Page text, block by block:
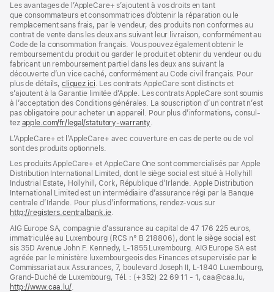
Les avan­tages de l’AppleCare+ s’ajoutent à vos droits en tant
que consommateurs et consommatrices d’obtenir la réparation ou le
rempla­cement sans frais, par le vendeur, des pro­duits non conformes au
contrat de vente dans les deux ans suivant leur livraison, conformément au
Code de la consom­mation français. Vous pouvez égale­ment obtenir le
rembour­sement du produit ou garder le produit et obtenir du vendeur ou du
fabricant un rembour­sement partiel dans les deux ans suivant la
découverte d’un vice caché, conformément au Code civil français. Pour
plus de détails, cliquez ici(s’ouvre
dans
une
nouvelle
fenêtre)
. Les contrats AppleCare sont distincts et
s’ajoutent à la Garantie limitée d’Apple. Les contrats AppleCare sont soumis
à l’acceptation des Conditions générales. La souscription d’un contrat n’est
pas obligatoire pour acheter un appa­reil. Pour plus d’infor­mations, consul­
tez apple.com/fr/legal/statutory-warranty(s’ouvre
une
fenêtre)
.
L’AppleCare+ et l’AppleCare+ avec couver­ture en cas de perte ou de vol
sont des pro­duits optionnels.
Les produits AppleCare+ et AppleCare One sont commercialisés par Apple
Distribution International Limited, dont le siège social est situé à Hollyhill
Industrial Estate, Hollyhill, Cork, République d’Irlande. Apple Distribution
International Limited est un intermédiaire d’assurance régi par la Banque
centrale d’Irlande. Pour plus d’informations, rendez-vous sur
http://registers.centralbank.ie(s’ouvre
une
nouvelle
fenêtre)
.
AIG Europe SA, compagnie d’assurance au capital de 47 176 225 euros,
immatriculée au Luxembourg (RCS n° B 218806), dont le siège social est
sis 35D Avenue John F. Kennedy, L-1855 Luxembourg. AIG Europe SA est
agréée par le ministère luxembourgeois des Finances et supervisée par le
Commissariat aux Assurances, 7, boulevard Joseph II, L-1840 Luxembourg,
Grand-Duché de Luxembourg, Tél. : (+352) 22 69 11 - 1, caa@caa.lu,
http://www.caa.lu/(s’ouvre
.